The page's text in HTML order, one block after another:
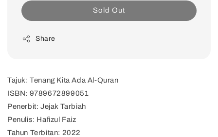
Sold Out
Share
Tajuk: Tenang Kita Ada Al-Quran
ISBN: 9789672899051
Penerbit: Jejak Tarbiah
Penulis: Hafizul Faiz
Tahun Terbitan: 2022